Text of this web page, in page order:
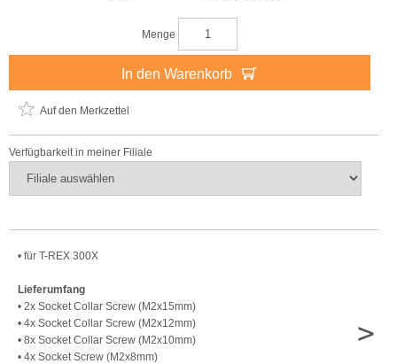
Menge
In den Warenkorb
Auf den Merkzettel
Verfügbarkeit in meiner Filiale
• für T-REX 300X
Lieferumfang
• 2x Socket Collar Screw (M2x15mm)
• 4x Socket Collar Screw (M2x12mm)
• 8x Socket Collar Screw (M2x10mm)
• 4x Socket Screw (M2x8mm)
>